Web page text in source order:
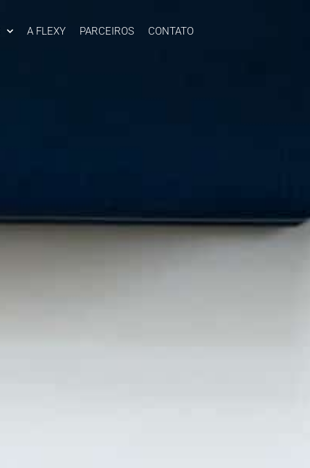
A FLEXY PARCEIROS CONTATO